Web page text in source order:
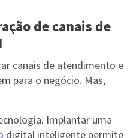
de canais de
canais de atendimento e
para o negócio. Mas,
Implantar uma
digital inteligente permite